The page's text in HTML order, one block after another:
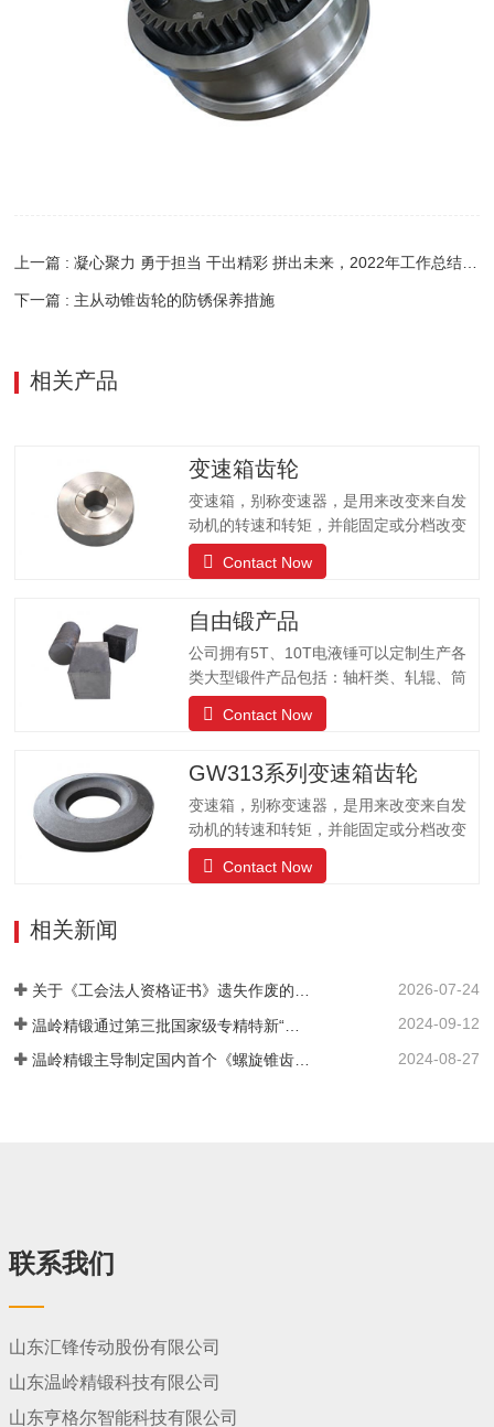
下一篇 : 主从动锥齿轮的防锈保养措施
相关产品
变速箱齿轮
变速箱，别称变速器，是用来改变来自发
动机的转速和转矩，并能固定或分档改变
输出轴和输入轴传动比的汽车配件；可以
改变传动比，扩大驱动轮转矩和转速的作
产线、成品生产线可以为客户提供各种齿
轮的不同需求。
Contact Now
自由锻产品
公司拥有5T、10T电液锤可以定制生产各
类大型锻件产品包括：轴杆类、轧辊、筒
体类、阀体、车轮、齿轮、齿圈、环形、
方块、模块、锻圆、不锈钢等锻件产品；
械、造船、军工、汽车、模具等行业所广
泛使用。锻打80kg-15000kg的各种自由锻
锻件
Contact Now
GW313系列变速箱齿轮
变速箱，别称变速器，是用来改变来自发
动机的转速和转矩，并能固定或分档改变
输出轴和输入轴传动比的汽车配件；可以
改变传动比，扩大驱动轮转矩和转速的作
Contact Now
相关新闻
关于《工会法人资格证书》遗失作废的声明 2026-07-24
2024-09-12
2024-08-27
联系我们
山东汇锋传动股份有限公司
山东温岭精锻科技有限公司
山东亨格尔智能科技有限公司